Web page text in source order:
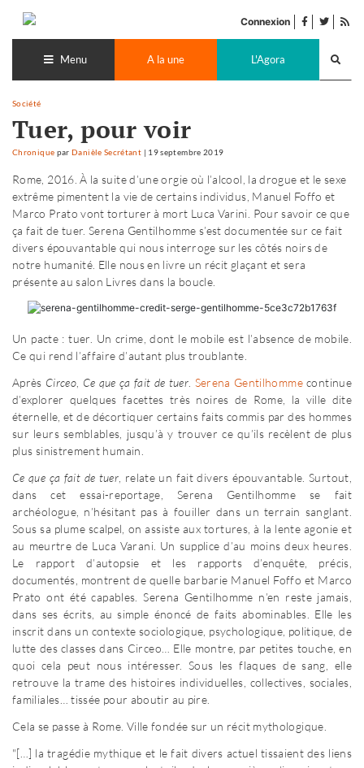
contenu
Connexion facebook
twitter
Menu A la une L'Agora
Société
Tuer, pour voir
Chronique parDanièle Secrétant | 19 septembre 2019
Rome, 2016. À la suite d’une orgie où l’alcool, la drogue et le sexe
extrême pimentent la vie de certains individus, Manuel Foffo et
Marco Prato vont torturer à mort Luca Varini. Pour savoir ce que
ça fait de tuer. Serena Gentilhomme s’est documentée sur ce fait
divers épouvantable qui nous interroge sur les côtés noirs de
notre humanité. Elle nous en livre un récit glaçant et sera
présente au salon Livres dans la boucle.
Un pacte : tuer. Un crime, dont le mobile est l’absence de mobile.
Ce qui rend l’affaire d’autant plus troublante.
Après Circeo Ce que ça fait de tuer. Serena Gentilhommecontinue
d’explorer quelques facettes très noires de Rome, la ville dite
éternelle, et de décortiquer certains faits commis par des hommes
sur leurs semblables, jusqu’à y trouver ce qu’ils recèlent de plus
plus sinistrement humain.
Ce que ça fait de tuer , relate un fait divers épouvantable. Surtout,
dans cet essai-reportage, Serena Gentilhomme se fait
archéologue, n’hésitant pas à fouiller dans un terrain sanglant.
Sous sa plume scalpel, on assiste aux tortures, à la lente agonie et
au meurtre de Luca Varani. Un supplice d’au moins deux heures.
Le rapport d’autopsie et les rapports d’enquête, précis,
documentés, montrent de quelle barbarie Manuel Foffo et Marco
Prato ont été capables. Serena Gentilhomme n’en reste jamais,
dans ses écrits, au simple énoncé de faits abominables. Elle les
inscrit dans un contexte sociologique, psychologique, politique, de
lutte des classes dans Circeo… Elle montre, par petites touche, en
quoi cela peut nous intéresser. Sous les flaques de sang, elle
retrouve la trame des histoires individuelles, collectives, sociales,
familiales… tissée pour aboutir au pire.
Cela se passe à Rome. Ville fondée sur un récit mythologique.
"[…] la tragédie mythique et le fait divers actuel tissaient des liens